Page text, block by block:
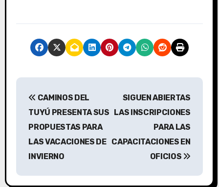
N
CAMINOS DEL
TUYÚ PRESENTA SUS
PROPUESTAS PARA
LAS VACACIONES DE
INVIERNO
SIGUEN ABIERTAS
LAS INSCRIPCIONES
PARA LAS
CAPACITACIONES EN
OFICIOS